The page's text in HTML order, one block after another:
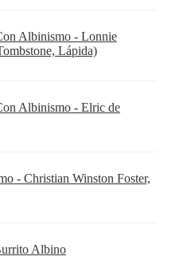
Albinismo - Lonnie
Lápida)
Albinismo - Elric de
- Christian Winston Foster,
Albino